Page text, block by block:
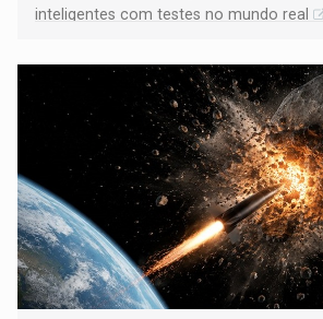
inteligentes com testes no mundo real